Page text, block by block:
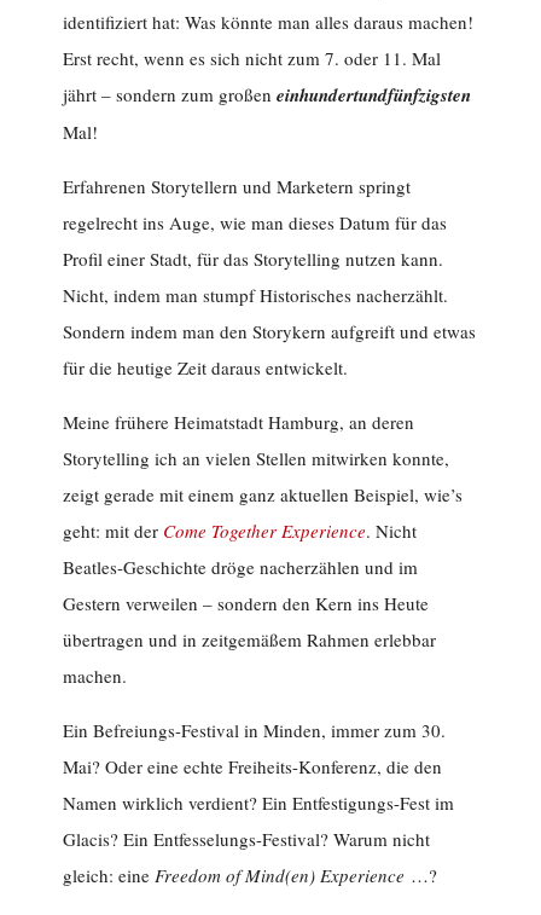
identifiziert hat: Was könnte man alles daraus machen!
Erst recht, wenn es sich nicht zum 7. oder 11. Mal
jährt – sondern zum großen einhundertundfünfzigsten
Mal!
Erfahrenen Storytellern und Marketern springt
regelrecht ins Auge, wie man dieses Datum für das
Profil einer Stadt, für das Storytelling nutzen kann.
Nicht, indem man stumpf Historisches nacherzählt.
Sondern indem man den Storykern aufgreift und etwas
für die heutige Zeit daraus entwickelt.
Meine frühere Heimatstadt Hamburg, an deren
Storytelling ich an vielen Stellen mitwirken konnte,
zeigt gerade mit einem ganz aktuellen Beispiel, wie’s
geht: mit der Come Together Experience. Nicht
Beatles-Geschichte dröge nacherzählen und im
Gestern verweilen – sondern den Kern ins Heute
übertragen und in zeitgemäßem Rahmen erlebbar
machen.
Ein Befreiungs-Festival in Minden, immer zum 30.
Mai? Oder eine echte Freiheits-Konferenz, die den
Namen wirklich verdient? Ein Entfestigungs-Fest im
Glacis? Ein Entfesselungs-Festival? Warum nicht
gleich: eine Freedom of Mind(en) Experience …?